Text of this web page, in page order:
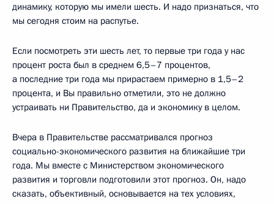
динамику, которую мы имели шесть. И надо признаться, что
мы сегодня стоим на распутье.
Если посмотреть эти шесть лет, то первые три года у нас
процент роста был в среднем 6,5–7 процентов,
а последние три года мы прирастаем примерно в 1,5–2
процента, и Вы правильно отметили, это не должно
устраивать ни Правительство, да и экономику в целом.
Вчера в Правительстве рассматривался прогноз
социально-экономического развития на ближайшие три
года. Мы вместе с Министерством экономического
развития и торговли подготовили этот прогноз. Он, надо
сказать, объективный, основывается на тех условиях,